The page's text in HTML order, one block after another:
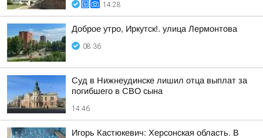
14:28
Доброе утро, Иркутск!. улица Лермонтова
08:36
Суд в Нижнеудинске лишил отца выплат за
погибшего в СВО сына
14:46
Игорь Кастюкевич: Херсонская область. В